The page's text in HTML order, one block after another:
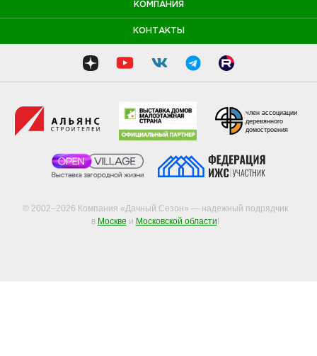
КОМПАНИЯ
КОНТАКТЫ
© 2002–2026 Компания «Дачный Сезон» — надежный подрядчик
в Москве и Московской области!
член ассоциации
деревянного
домостроения